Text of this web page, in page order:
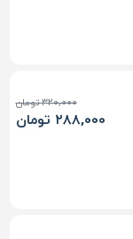
۳۲۰,۰۰۰ تومان
۲۸۸,۰۰۰ تومان